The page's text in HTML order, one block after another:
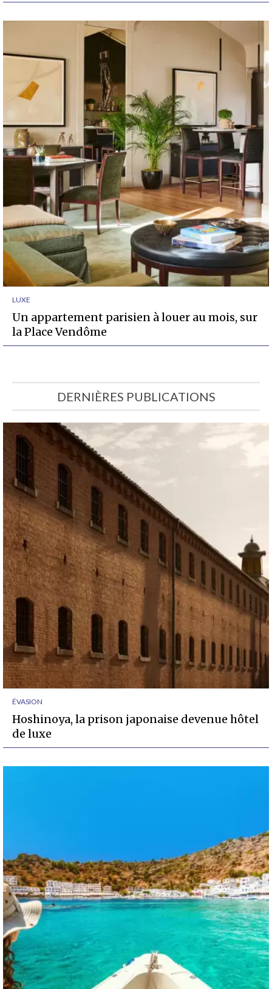
LUXE
Un appartement parisien à louer au mois, sur
la Place Vendôme
DERNIÈRES PUBLICATIONS
ÉVASION
Hoshinoya, la prison japonaise devenue hôtel
de luxe